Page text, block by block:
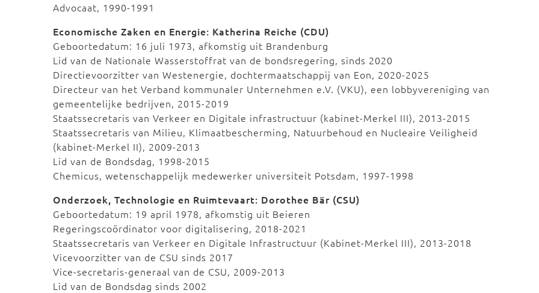
Advocaat, 1990-1991
Economische Zaken en Energie: Katherina Reiche (CDU)
Geboortedatum: 16 juli 1973, afkomstig uit Brandenburg
Lid van de Nationale Wasserstoffrat van de bondsregering, sinds 2020
Directievoorzitter van Westenergie, dochtermaatschappij van Eon, 2020-2025
Directeur van het Verband kommunaler Unternehmen e.V. (VKU), een lobbyvereniging van
gemeentelijke bedrijven, 2015-2019
Staatssecretaris van Verkeer en Digitale infrastructuur (kabinet-Merkel III), 2013-2015
Staatssecretaris van Milieu, Klimaatbescherming, Natuurbehoud en Nucleaire Veiligheid
(kabinet-Merkel II), 2009-2013
Lid van de Bondsdag, 1998-2015
Chemicus, wetenschappelijk medewerker universiteit Potsdam, 1997-1998
Onderzoek, Technologie en Ruimtevaart: Dorothee Bär (CSU)
Geboortedatum: 19 april 1978, afkomstig uit Beieren
Regeringscoördinator voor digitalisering, 2018-2021
Staatssecretaris van Verkeer en Digitale Infrastructuur (Kabinet-Merkel III), 2013-2018
Vicevoorzitter van de CSU sinds 2017
Vice-secretaris-generaal van de CSU, 2009-2013
Lid van de Bondsdag sinds 2002